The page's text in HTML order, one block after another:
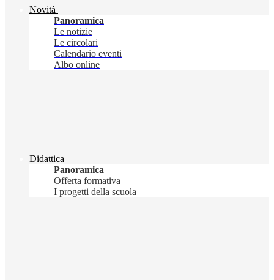
Novità
Panoramica
Le notizie
Le circolari
Calendario eventi
Albo online
Didattica
Panoramica
Offerta formativa
I progetti della scuola